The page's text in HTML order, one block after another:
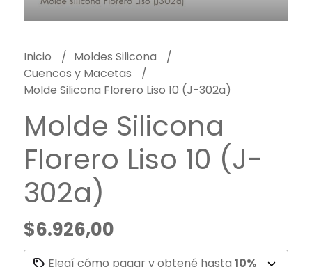
Inicio
Moldes Silicona
Cuencos y Macetas
Molde Silicona Florero Liso 10 (J-302a)
Molde Silicona
Florero Liso 10 (J-
302a)
$6.926,00
Elegí cómo pagar y obtené hasta 10%